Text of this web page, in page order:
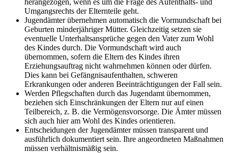
Umgangsrechts der Elternteile geht.
Jugendämter übernehmen automatisch die Vormundschaft bei
Geburten minderjähriger Mütter. Gleichzeitig setzen sie
eventuelle Unterhaltsansprüche gegen den Vater zum Wohl
des Kindes durch. Die Vormundschaft wird auch
übernommen, sofern die Eltern des Kindes ihren
Erziehungsauftrag nicht wahrnehmen können oder dürfen.
Dies kann bei Gefängnisaufenthalten, schweren
Erkrankungen oder anderen Beeinträchtigungen der Fall sein.
Werden Pflegschaften durch das Jugendamt übernommen,
beziehen sich Einschränkungen der Eltern nur auf einen
Teilbereich, z. B. die Vermögensvorsorge. Die Ämter müssen
sich auch hier am Wohl des Kindes orientieren.
Entscheidungen der Jugendämter müssen transparent und
ausführlich dokumentiert sein. Ihre angeordneten Maßnahmen
müssen verhältnismäßig sein.